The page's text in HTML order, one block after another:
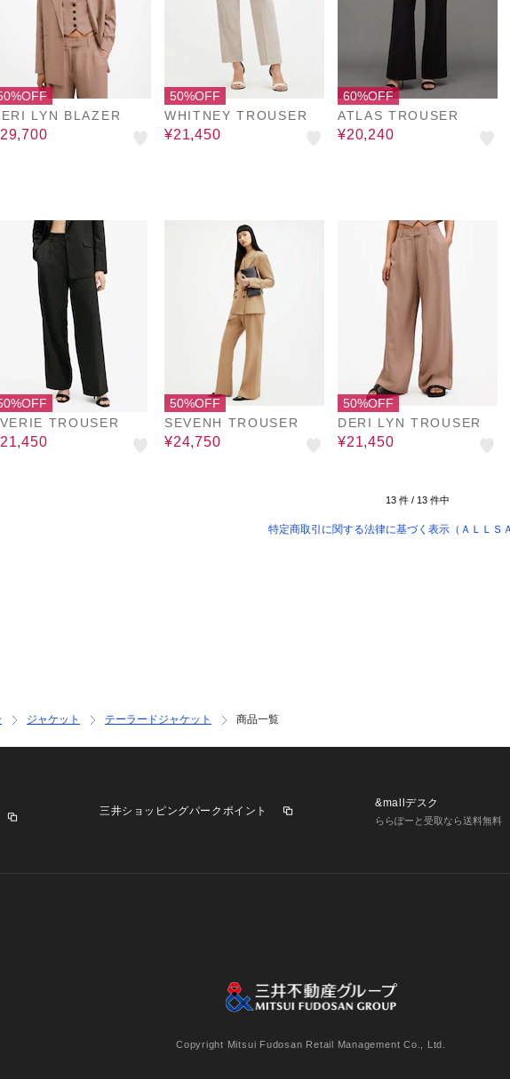
LYN BLAZER
50%OFF
WHITNEY TROUSER
¥21,450
60%OFF
ATLAS TROUSER
¥20,240
TROUSER
50%OFF
SEVENH TROUSER
¥24,750
50%OFF
DERI LYN TROUSER
¥21,450
13 件 / 13 件中
特定商取引に関する法律に基づく表示（ＡＬＬＳ
ジャケット テーラードジャケット 商品一覧
三井ショッピングパークポイント
&mallデスク
ららぽーと受取なら送料無料
個人情報保護方針 個人情報の取り扱いについて
Copyright Mitsui Fudosan Retail Management Co., Ltd.